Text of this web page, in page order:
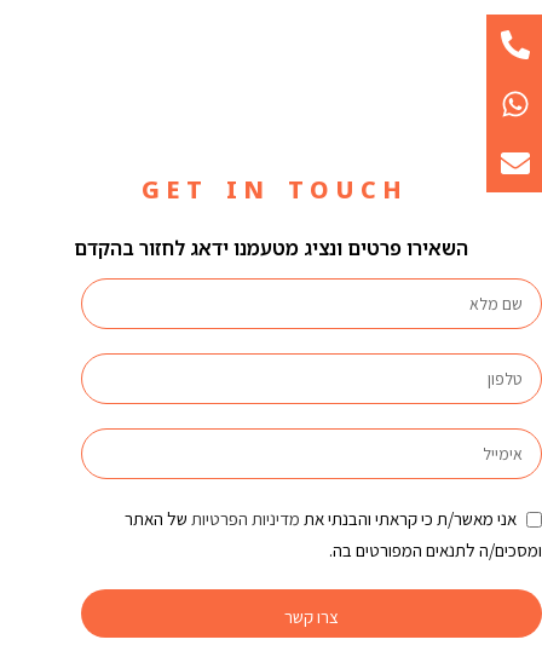
G E T I N T O U C H
השאירו פרטים ונציג מטעמנו ידאג לחזור בהקדם
אני מאשר/ת כי קראתי והבנתי את מדיניות הפרטיות של האתר
ומסכים/ה לתנאים המפורטים בה.
צרו קשר